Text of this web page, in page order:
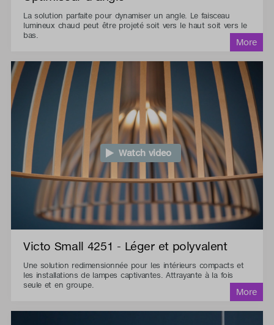
La solution parfaite pour dynamiser un angle. Le faisceau
lumineux chaud peut être projeté soit vers le haut soit vers le
bas.
Watch video
Victo Small 4251 - Léger et polyvalent
Une solution redimensionnée pour les intérieurs compacts et
les installations de lampes captivantes. Attrayante à la fois
seule et en groupe.